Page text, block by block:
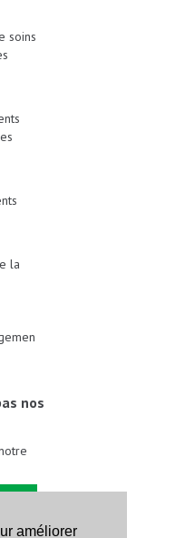
améliorer
soins
la
nos